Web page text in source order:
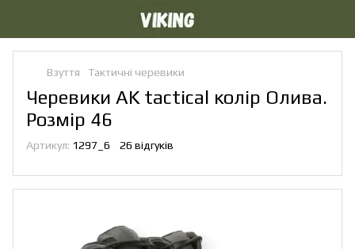
Взуття Тактичні черевики
Черевики AK tactical колір Олива.
Розмір 46
Артикул: 1297_6 26 відгуків